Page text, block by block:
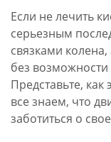
Если не лечить
серьезным
связками колена,
без
Представьте,
все знаем, что
заботиться о